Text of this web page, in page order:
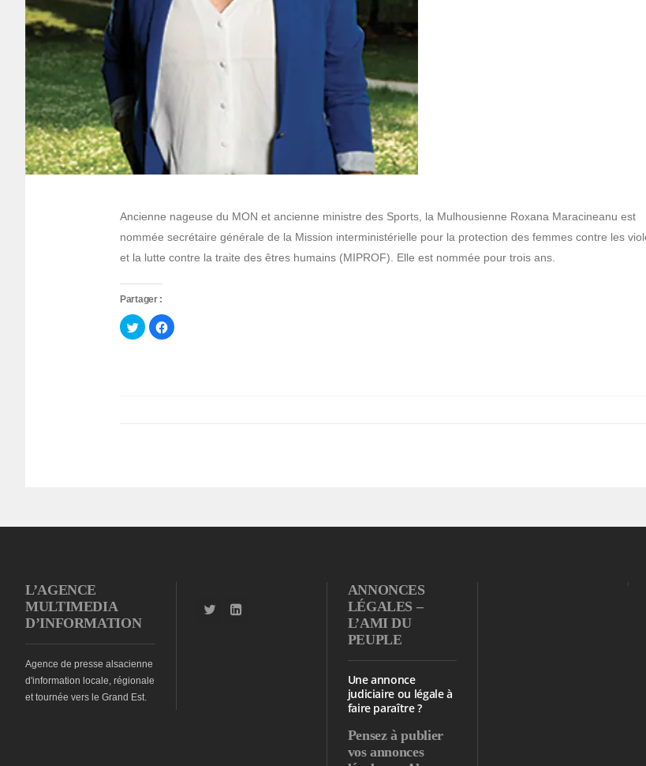
Ancienne nageuse du MON et ancienne ministre des Sports, la Mulhousienne Roxana Maracineanu est
nommée secrétaire générale de la Mission interministérielle pour la protection des femmes contre les
et la lutte contre la traite des êtres humains (MIPROF). Elle est nommée pour trois ans.
Partager :
Cliquez
pour
partager
Cliquez
pour
L’AGENCE
MULTIMEDIA
D’INFORMATION
Agence de presse alsacienne
d'information locale, régionale
et tournée vers le Grand Est.
ANNONCES
LÉGALES –
L’AMI DU
PEUPLE
Une annonce
judiciaire ou légale à
faire paraître ?
Pensez à publier
vos annonces